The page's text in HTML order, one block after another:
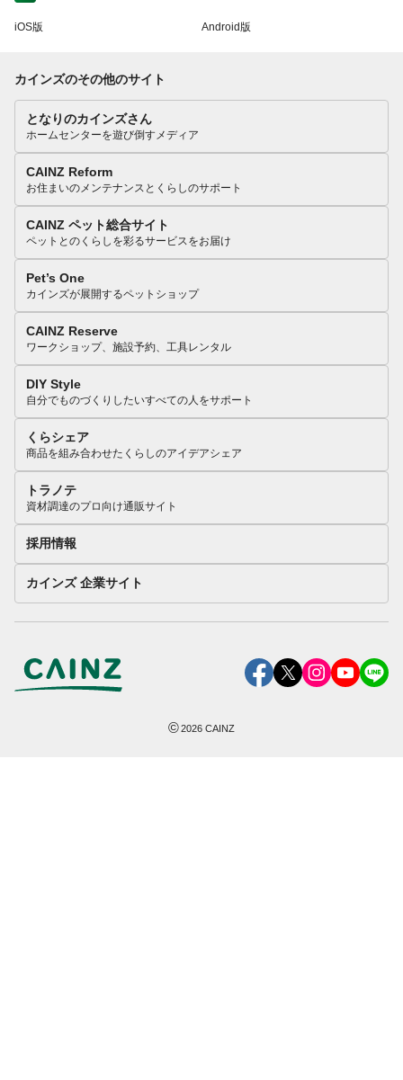
iOS版 Android版
カインズのその他のサイト
となりのカインズさん
ホームセンターを遊び倒すメディア
CAINZ Reform
お住まいのメンテナンスとくらしのサポート
CAINZ ペット総合サイト
ペットとのくらしを彩るサービスをお届け
Pet’s One
カインズが展開するペットショップ
CAINZ Reserve
ワークショップ、施設予約、工具レンタル
DIY Style
自分でものづくりしたいすべての人をサポート
くらシェア
商品を組み合わせたくらしのアイデアシェア
トラノテ
資材調達のプロ向け通販サイト
採用情報
カインズ 企業サイト
©2026 CAINZ